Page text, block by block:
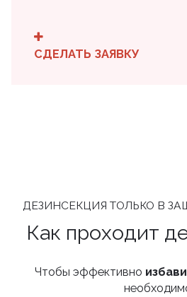
СДЕЛАТЬ ЗАЯВКУ
ДЕЗИНСЕКЦИЯ ТОЛЬКО В
Как проходит
Чтобы эффективно